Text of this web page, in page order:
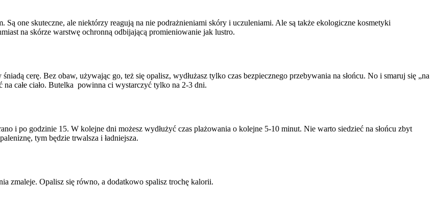
one skuteczne, ale niektórzy reagują na nie podrażnieniami skóry i uczuleniami. Ale są także ekologiczne kosmetyki
na skórze warstwę ochronną odbijającą promieniowanie jak lustro.
cerę. Bez obaw, używając go, też się opalisz, wydłużasz tylko czas bezpiecznego przebywania na słońcu. No i smaruj się „na
całe ciało. Butelka powinna ci wystarczyć tylko na 2-3 dni.
i po godzinie 15. W kolejne dni możesz wydłużyć czas plażowania o kolejne 5-10 minut. Nie warto siedzieć na słońcu zbyt
tym będzie trwalsza i ładniejsza.
zmaleje. Opalisz się równo, a dodatkowo spalisz trochę kalorii.